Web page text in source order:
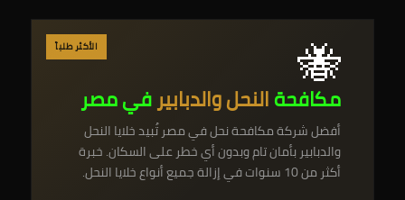
الأكثر طلباً 🐝
مكافحةالنحل والدبابيرفي مصر
أفضل شركة مكافحة نحل في مصر تُبيد خلايا النحل
والدبابير بأمان تام وبدون أي خطر على السكان. خبرة
أكثر من 10 سنوات في إزالة جميع أنواع خلايا النحل.